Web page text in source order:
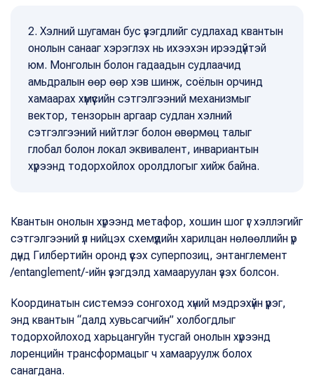
2. Хэлний шугаман бус үзэгдлийг судлахад квантын
онолын санааг хэрэглэх нь ихээхэн ирээдүйтэй
юм. Монголын болон гадаадын судлаачид
амьдралын өөр өөр хэв шинж, соёлын орчинд
хамаарах хүмүүсийн сэтгэлгээний механизмыг
вектор, тензорын аргаар судлан хэлний
сэтгэлгээний нийтлэг болон өвөрмөц талыг
глобал болон локал эквивалент, инвариантын
хүрээнд тодорхойлох оролдлогыг хийж байна.
Квантын онолын хүрээнд метафор, хошин шог үг хэллэгийг
сэтгэлгээний үл нийцэх схемүүдийн харилцан нөлөөллийн үр
дүнд Гилбертийн оронд үүсэх суперпозиц, энтанглемент
/entanglement/-ийн үзэгдэлд хамааруулан үзэх болсон.
Координатын системээ сонгоход хүний мэдрэхүйн үүрэг,
энд квантын “далд хувьсагчийн” холбогдлыг
тодорхойлоход харьцангуйн тусгай онолын хүрээнд
лоренцийн трансформацыг ч хамааруулж болох
санагдана.